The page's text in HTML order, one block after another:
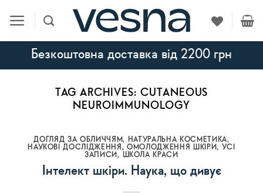
content
Безкоштовна доставка від 2200 грн
TAG ARCHIVES: CUTANEOUS
NEUROIMMUNOLOGY
ДОГЛЯД ЗА ОБЛИЧЧЯМ, НАТУРАЛЬНА КОСМЕТИКА,
НАУКОВІ ДОСЛІДЖЕННЯ ,ОМОЛОДЖЕННЯ ШКІРИ, УСI
ЗАПИСИ, ШКОЛА КРАСИ
Інтелект шкіри. Наука, що дивує